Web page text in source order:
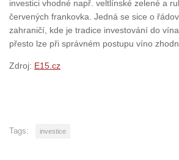
investici vhodné např. veltlínské zelené a
červených frankovka. Jedná se sice o
zahraničí, kde je tradice investování do
přesto lze při správném postupu víno
Zdroj: E15.cz
Tags: investice